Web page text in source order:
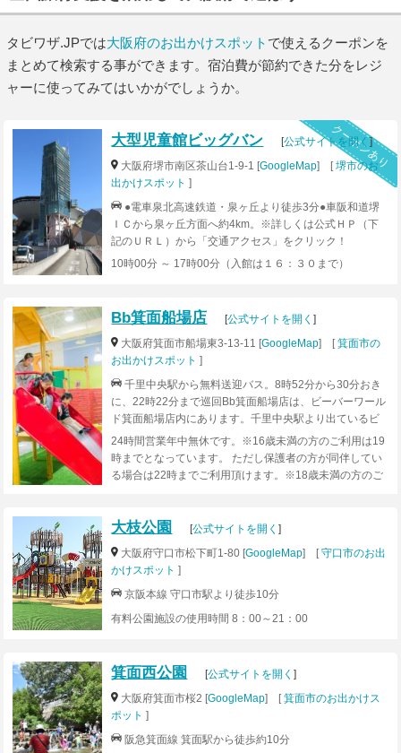
タビワザ.JPでは大阪府のお出かけスポット で使えるクーポンを
まとめて検索する事ができます。宿泊費が節約できた分をレジ
ャーに使ってみてはいかがでしょうか。
クーポンあり
大型児童館ビッグバン [公式サイトを開く]
大阪府堺市南区茶山台1-9-1 [GoogleMap] [堺市のお
出かけスポット ]
●電車泉北高速鉄道・泉ヶ丘より徒歩3分●車阪和道堺
ＩＣから泉ヶ丘方面へ約4km。※詳しくは公式ＨＰ（下
記のＵＲＬ）から「交通アクセス」をクリック！
10時00分 ～ 17時00分（入館は１６：３０まで）
Bb箕面船場店 [公式サイトを開く]
大阪府箕面市船場東3-13-11 [GoogleMap] [箕面市の
お出かけスポット ]
千里中央駅から無料送迎バス。8時52分から30分おき
に、22時22分まで巡回Bb箕面船場店は、ビーバーワール
ド箕面船場店内にあります。千里中央駅より出ているビ
ーバーワールド行きの無料シャトルバスがご利用頂けま
す。送迎バスについての詳細はこちら
24時間営業年中無休です。※16歳未満の方のご利用は19
時までとなっています。 ただし保護者の方が同伴してい
る場合は22時までご利用頂けます。※18歳未満の方のご
大枝公園 [公式サイトを開く]
大阪府守口市松下町1-80 [GoogleMap] [守口市のお出
かけスポット ]
京阪本線 守口市駅より徒歩10分
有料公園施設の使用時間 8：00～21：00
箕面西公園 [公式サイトを開く]
大阪府箕面市桜2 [GoogleMap] [箕面市のお出かけス
ポット ]
阪急箕面線 箕面駅から徒歩約10分